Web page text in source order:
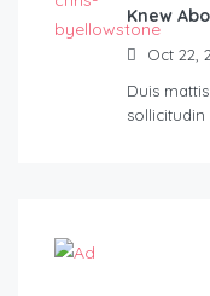
Knew
Oct 22,
Duis